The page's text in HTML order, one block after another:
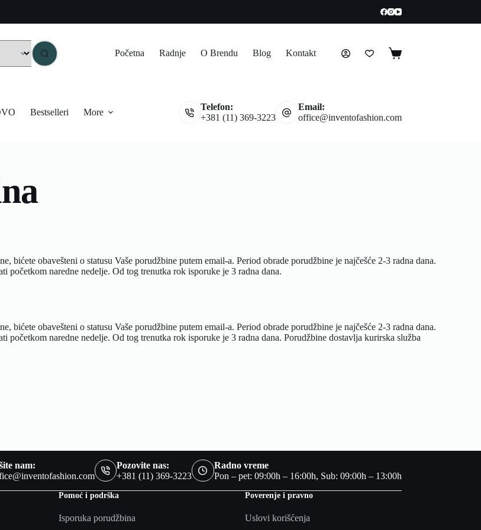
Početna Radnje O Brendu Blog Kontakt
Bestselleri More
Telefon:
+381 (11) 369-3223
Email:
office@inventofashion.com
bićete obavešteni o statusu Vaše porudžbine putem email-a. Period obrade porudžbine je najčešće 2-3 radna dana.
početkom naredne nedelje. Od tog trenutka rok isporuke je 3 radna dana.
bićete obavešteni o statusu Vaše porudžbine putem email-a. Period obrade porudžbine je najčešće 2-3 radna dana.
početkom naredne nedelje. Od tog trenutka rok isporuke je 3 radna dana. Porudžbine dostavlja kurirska služba
nam:
Pozovite nas:
+381 (11) 369-3223
Radno vreme
Pon – pet: 09:00h – 16:00h, Sub: 09:00h – 13:00h
Pomoć i podrška
Isporuka porudžbina
Poverenje i pravno
Uslovi korišćenja